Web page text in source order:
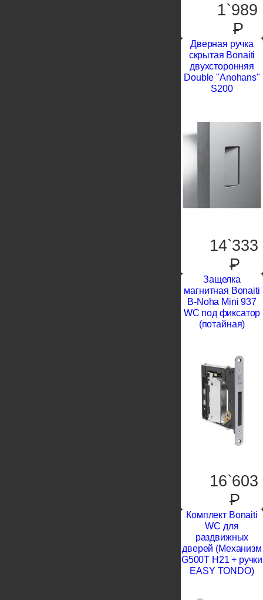
1`989
P
Дверная ручка
скрытая Bonaiti
двухсторонняя
Double "Anohans"
S200
14`333
P
Защелка
магнитная Bonaiti
B-Noha Mini 937
WC под фиксатор
(потайная)
16`603
P
Комплект Bonaiti
WC для
раздвижных
дверей (Механизм
G500T H21 + ручки
EASY TONDO)